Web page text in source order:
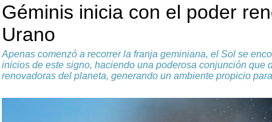
Géminis inicia con el poder
Urano
Apenas comenzó a recorrer la franja geminiana, el Sol se
inicios de este signo, haciendo una poderosa conjunción que
renovadoras del planeta, generando un ambiente propicio